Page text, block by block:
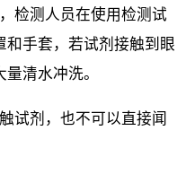
检测人员在使用检测试
手套，若试剂接触到眼
清水冲洗。
试剂，也不可以直接闻